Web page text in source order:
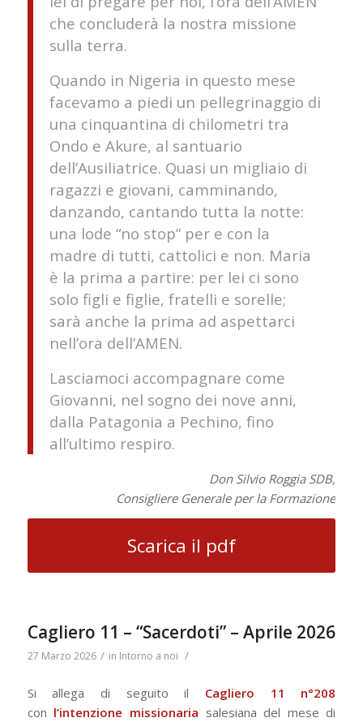
che concluderà la nostra missione
sulla terra.
Quando in Nigeria in questo mese
facevamo a piedi un pellegrinaggio di
una cinquantina di chilometri tra
Ondo e Akure, al santuario
dell’Ausiliatrice. Quasi un migliaio di
ragazzi e giovani, camminando,
danzando, cantando tutta la notte:
una lode “no stop” per e con la
madre di tutti, cattolici e non. Maria
è la prima a partire: per lei ci sono
solo figli e figlie, fratelli e sorelle;
sarà anche la prima ad aspettarci
nell’ora dell’AMEN.
Lasciamoci accompagnare come
Giovanni, nel sogno dei nove anni,
dalla Patagonia a Pechino, fino
all’ultimo respiro.
Don Silvio Roggia SDB,
Consigliere Generale per la Formazione
Scarica il pdf
Cagliero 11 – “Sacerdoti” – Aprile 2026
27 Marzo 2026 / in Intorno a noi /
Si allega di seguito il Cagliero 11 n°208
con l’intenzione missionaria salesiana del mese di